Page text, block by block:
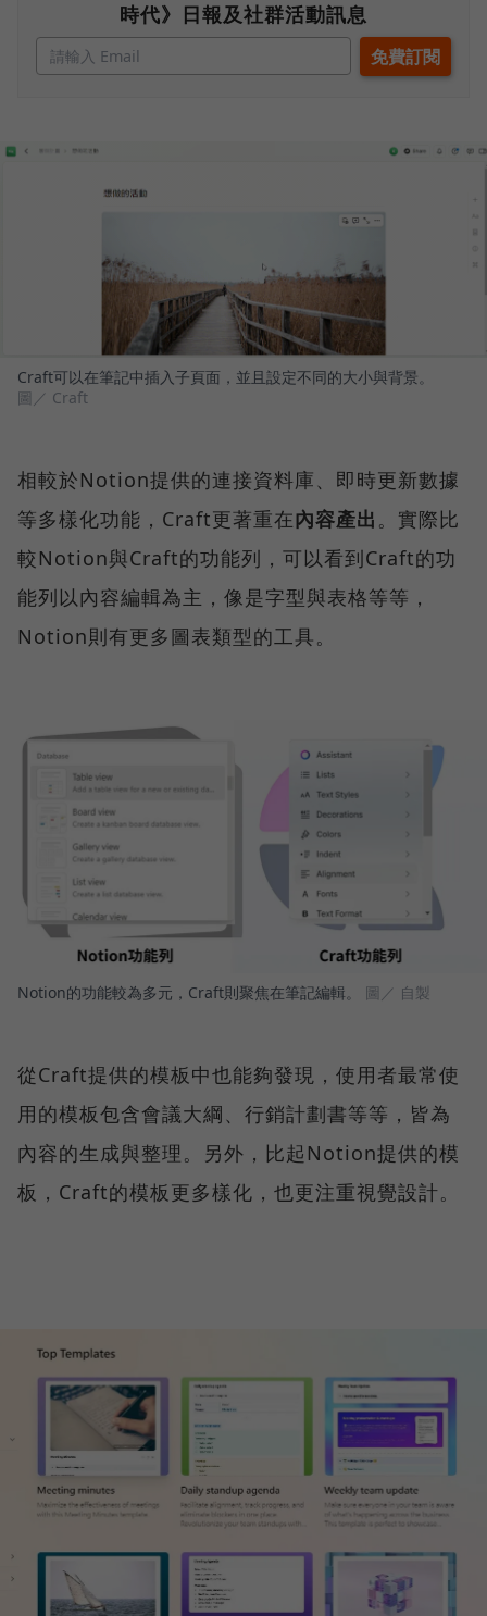
時代》日報及社群活動訊息
Craft可以在筆記中插入子頁面，並且設定不同的大小與背景。
圖／ Craft
相較於Notion提供的連接資料庫、即時更新數據
等多樣化功能，Craft更著重在內容產出 。實際比
較Notion與Craft的功能列，可以看到Craft的功
能列以內容編輯為主，像是字型與表格等等，
Notion則有更多圖表類型的工具。
Notion的功能較為多元，Craft則聚焦在筆記編輯。 圖／ 自製
從Craft提供的模板中也能夠發現，使用者最常使
用的模板包含會議大綱、行銷計劃書等等，皆為
內容的生成與整理。另外，比起Notion提供的模
板，Craft的模板更多樣化，也更注重視覺設計。